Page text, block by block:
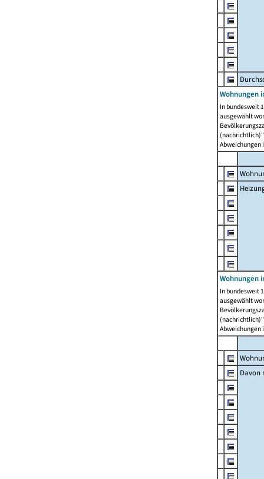
Wohnungen
In bundesweit
ausgewählt
Abweichungen
Wohnungen
In bundesweit
ausgewählt
Abweichungen
Davon